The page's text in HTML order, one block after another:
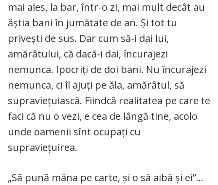
mai ales, la bar, într-o zi, mai mult decât au
ăștia bani în jumătate de an. Și tot tu
privești de sus. Dar cum să-i dai lui,
amărâtului, că dacă-i dai, încurajezi
nemunca. Ipocriți de doi bani. Nu încurajezi
nemunca, ci îl ajuți pe ăla, amărâtul, să
supraviețuiască. Fiindcă realitatea pe care te
faci că nu o vezi, e cea de lângă tine, acolo
unde oamenii sînt ocupați cu
supraviețuirea.
„Să pună mâna pe carte, și o să aibă și ei”…